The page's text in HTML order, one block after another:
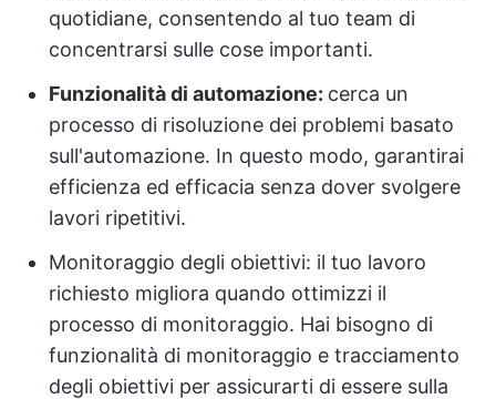
quotidiane, consentendo al tuo team di
concentrarsi sulle cose importanti.
Funzionalità di automazione: cerca un
processo di risoluzione dei problemi basato
sull'automazione. In questo modo, garantirai
efficienza ed efficacia senza dover svolgere
lavori ripetitivi.
Monitoraggio degli obiettivi: il tuo lavoro
richiesto migliora quando ottimizzi il
processo di monitoraggio. Hai bisogno di
funzionalità di monitoraggio e tracciamento
degli obiettivi per assicurarti di essere sulla